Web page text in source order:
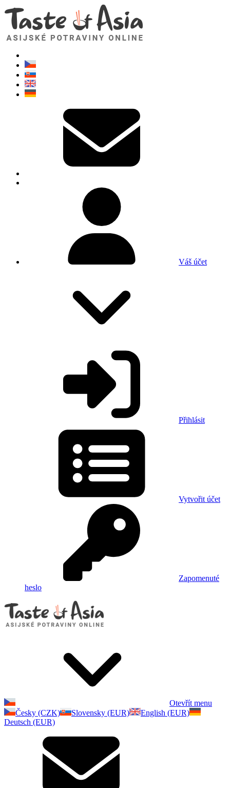
Váš účet
Přihlásit
Vytvořit účet
Zapomenuté
heslo
Otevřít menu
Česky (CZK)
Slovensky (EUR)
English (EUR)
Deutsch (EUR)
TasteOfAsia.cz
Neváhejte se zeptat. Jsem tady pro vás!